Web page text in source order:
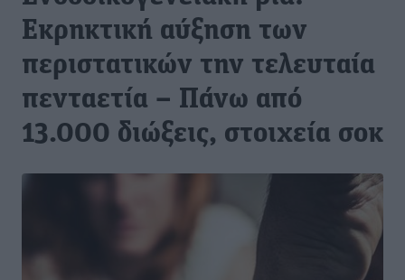
Εκρηκτική αύξηση των
περιστατικών την τελευταία
πενταετία – Πάνω από
13.000 διώξεις, στοιχεία σοκ